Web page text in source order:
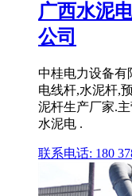
广西水泥
公司
中桂电力设备有
电线杆,水泥杆,
泥杆生产厂家.
水泥电 .
联系电话: 180